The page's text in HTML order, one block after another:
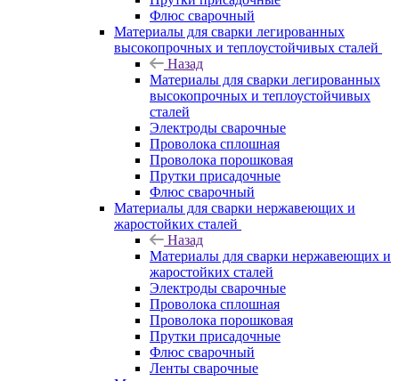
Флюс сварочный
Материалы для сварки легированных
высокопрочных и теплоустойчивых сталей
Назад
Материалы для сварки легированных
высокопрочных и теплоустойчивых
сталей
Электроды сварочные
Проволока сплошная
Проволока порошковая
Прутки присадочные
Флюс сварочный
Материалы для сварки нержавеющих и
жаростойких сталей
Назад
Материалы для сварки нержавеющих и
жаростойких сталей
Электроды сварочные
Проволока сплошная
Проволока порошковая
Прутки присадочные
Флюс сварочный
Ленты сварочные